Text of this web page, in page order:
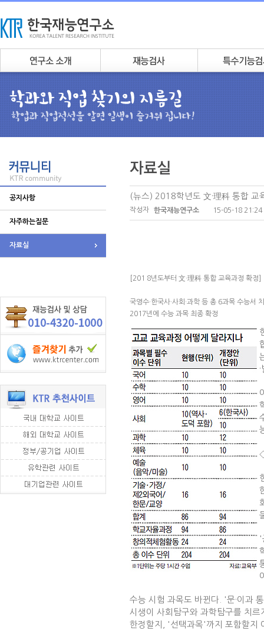
공지사항
자주하는질문
자료실
(뉴스) 2018학년도 文·理科 통합 교
작성자 한국재능연구소 15-05-18 21:24
[201 8년도부터 文·理科 통합 교육과정 확정]
국영수·한국사·사회·과학 등 총 6과목 수능서
2017년에 수능 과목 최종 확정
'
수능 시험 과목도 바뀐다. '문·이과
시생이 사회탐구와 과학탐구를 치르
한정할지, '선택과목'까지 포함할지